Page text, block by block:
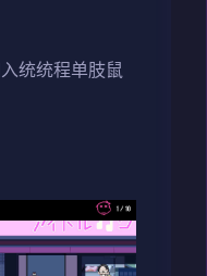
统统程单肢鼠